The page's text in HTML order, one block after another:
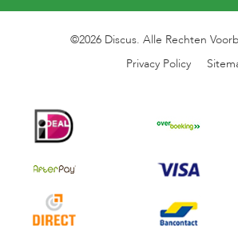
©2026 Discus. Alle Rechten
Privacy Policy